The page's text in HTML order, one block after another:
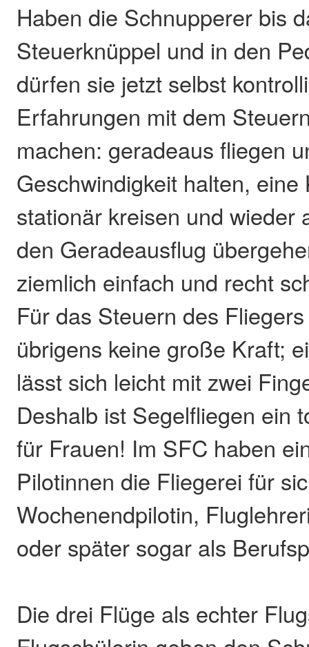
Haben die Schnupperer bis
Steuerknüppel und in den
dürfen sie jetzt selbst
Erfahrungen mit dem
machen: geradeaus fliegen
Geschwindigkeit halten, eine
stationär kreisen und wieder
den Geradeausflug
ziemlich einfach und recht
Für das Steuern des
übrigens keine große Kraft;
lässt sich leicht mit zwei
Deshalb ist Segelfliegen ein
für Frauen! Im SFC haben
Pilotinnen die Fliegerei für
Wochenendpilotin,
oder später sogar als
Die drei Flüge als echter